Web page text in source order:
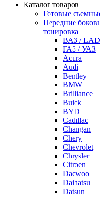
Каталог товаров
Готовые
Передние
тонировка
ВАЗ /
ГАЗ / УАЗ
Acura
Audi
Bentley
BMW
Brilliance
Buick
BYD
Cadillac
Changan
Chery
Chevrolet
Chrysler
Citroen
Daewoo
Daihatsu
Datsun